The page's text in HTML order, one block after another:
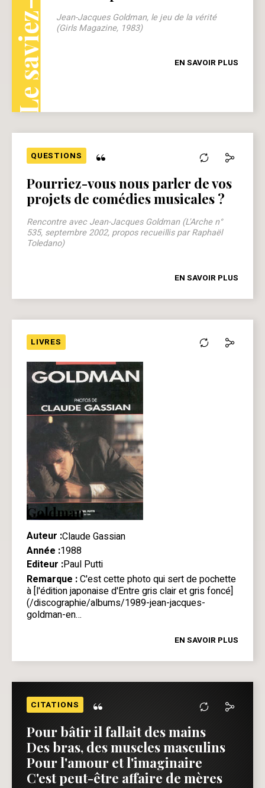
Jean-Jacques Goldman, le jeu de la vérité
(Girls Magazine, 1983)
EN SAVOIR PLUS
QUESTIONS “
Pourriez-vous nous parler de vos
projets de comédies musicales ?
Rencontre avec Jean-Jacques Goldman (L'Arche n°
535, septembre 2002, propos recueillis par Raphaël
Toledano)
EN SAVOIR PLUS
LIVRES
Goldman
Auteur :Claude Gassian
Année :1988
Editeur :Paul Putti
Remarque :C'est cette photo qui sert de pochette
à [l'édition japonaise d'Entre gris clair et gris foncé]
(/discographie/albums/1989-jean-jacques-
goldman-en…
EN SAVOIR PLUS
CITATIONS “
Pour bâtir il fallait des mains
Des bras, des muscles masculins
Pour l'amour et l'imaginaire
C'est peut-être affaire de mères